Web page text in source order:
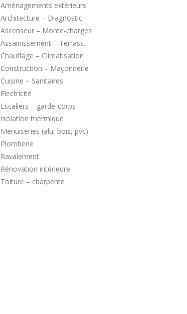
Aménagements extérieurs
Architecture – Diagnostic
Ascenseur – Monte-charges
Assainissement – Terrass.
Chauffage – Climatisation
Construction – Maçonnerie
Cuisine – Sanitaires
Electricité
Escaliers – garde-corps
Isolation thermique
Menuiseries (alu, bois, pvc)
Plomberie
Ravalement
Rénovation intérieure
Toiture – charpente